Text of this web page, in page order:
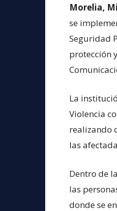
Morelia,
se
Seguridad
protección
La
Violencia
realizando
las
Dentro de
las
donde se